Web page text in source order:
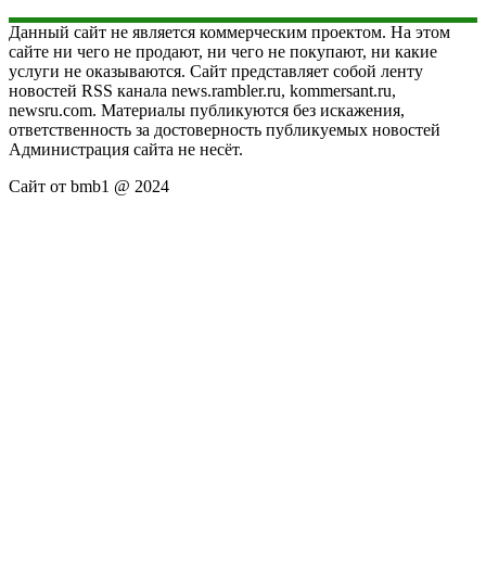
Данный сайт не является коммерческим проектом. На этом
сайте ни чего не продают, ни чего не покупают, ни какие
услуги не оказываются. Сайт представляет собой ленту
новостей RSS канала news.rambler.ru, kommersant.ru,
newsru.com. Материалы публикуются без искажения,
ответственность за достоверность публикуемых новостей
Администрация сайта не несёт.
Сайт от bmb1 @ 2024